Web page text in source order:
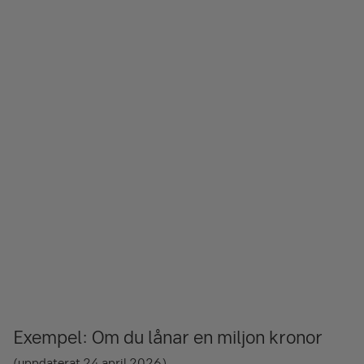
Exempel: Om du lånar en miljon kronor